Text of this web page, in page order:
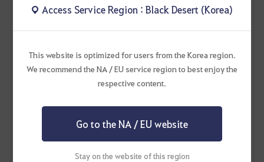
We recommend the NA / EU service region to best enjoy the
Go to the NA / EU website
서퍼 못해서 다이버로 전향!